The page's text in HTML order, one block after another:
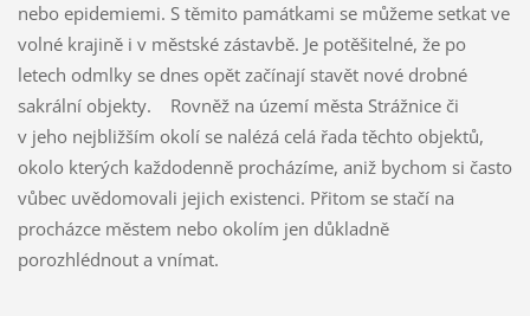
nebo epidemiemi. S těmito památkami se můžeme setkat ve
volné krajině i v městské zástavbě. Je potěšitelné, že po
letech odmlky se dnes opět začínají stavět nové drobné
sakrální objekty. Rovněž na území města Strážnice či
v jeho nejbližším okolí se nalézá celá řada těchto objektů,
okolo kterých každodenně procházíme, aniž bychom si často
vůbec uvědomovali jejich existenci. Přitom se stačí na
procházce městem nebo okolím jen důkladně
porozhlédnout a vnímat.